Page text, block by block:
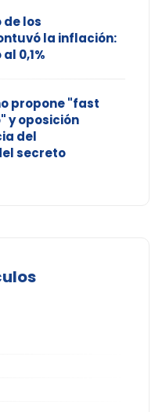
de los
la inflación:
0,1%
propone "fast
y oposición
del
secreto